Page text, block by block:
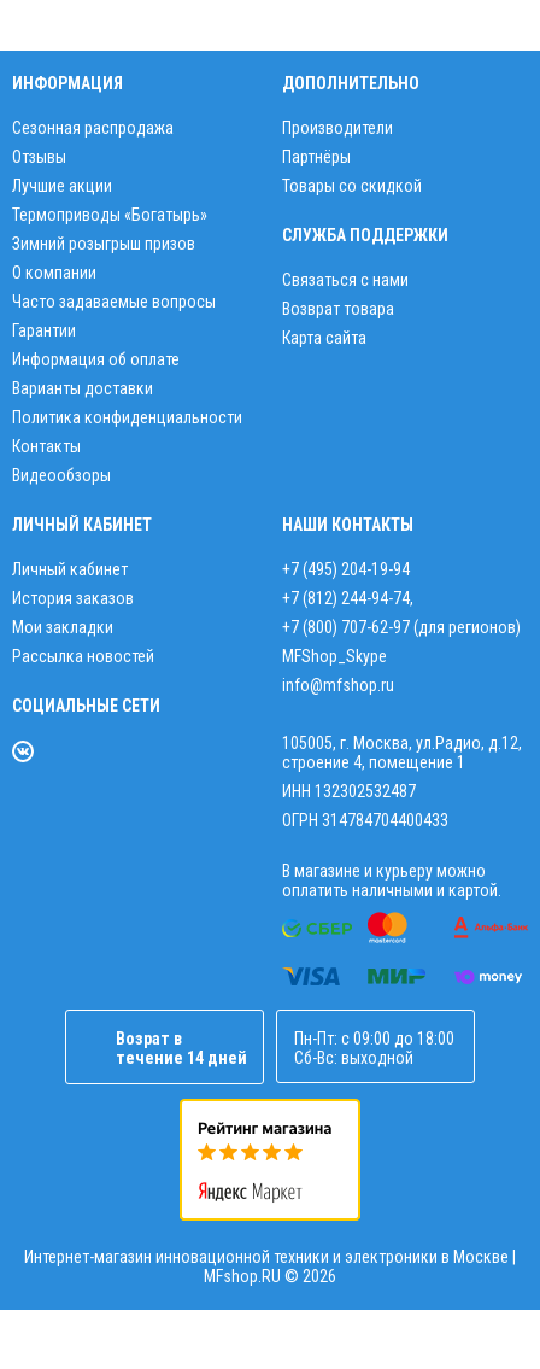
ИНФОРМАЦИЯ
Сезонная распродажа
Отзывы
Лучшие акции
Термоприводы «Богатырь»
Зимний розыгрыш призов
О компании
Часто задаваемые вопросы
Гарантии
Информация об оплате
Варианты доставки
Политика конфиденциальности
Контакты
Видеообзоры
ДОПОЛНИТЕЛЬНО
Производители
Партнёры
Товары со скидкой
СЛУЖБА ПОДДЕРЖКИ
Связаться с нами
Возврат товара
Карта сайта
ЛИЧНЫЙ КАБИНЕТ
Личный кабинет
История заказов
Мои закладки
Рассылка новостей
СОЦИАЛЬНЫЕ СЕТИ
НАШИ КОНТАКТЫ
+7 (495) 204-19-94
+7 (812) 244-94-74,
+7 (800) 707-62-97 (для регионов)
MFShop_Skype
info@mfshop.ru
105005, г. Москва, ул.Радио, д.12,
строение 4, помещение 1
ИНН 132302532487
ОГРН 314784704400433
В магазине и курьеру можно
оплатить наличными и картой.
Возрат в
течение 14 дней
Пн-Пт: с 09:00 до 18:00
Сб-Вс: выходной
Интернет-магазин инновационной техники и электроники в Москве |
MFshop.RU © 2026